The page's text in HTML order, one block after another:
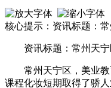
核心提示：资讯标题：
资讯标题：常州天
常州天宁区，美业
课程化妆短期取得了骄人